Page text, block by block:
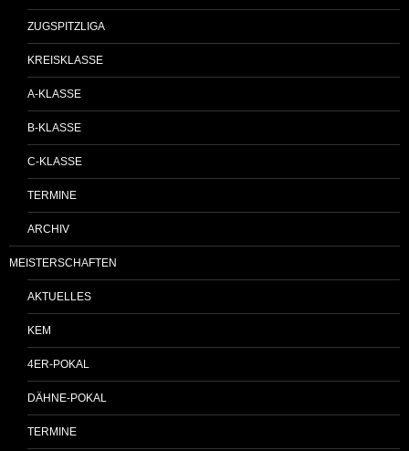
ZUGSPITZLIGA
KREISKLASSE
A-KLASSE
B-KLASSE
C-KLASSE
TERMINE
ARCHIV
MEISTERSCHAFTEN
AKTUELLES
KEM
4ER-POKAL
DÄHNE-POKAL
TERMINE